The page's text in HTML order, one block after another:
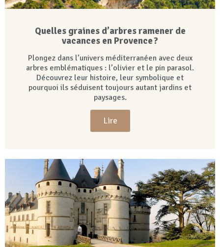
Quelles graines d’arbres ramener de
vacances en Provence ?
Plongez dans l’univers méditerranéen avec deux
arbres emblématiques : l’olivier et le pin parasol.
Découvrez leur histoire, leur symbolique et
pourquoi ils séduisent toujours autant jardins et
paysages.
Lire